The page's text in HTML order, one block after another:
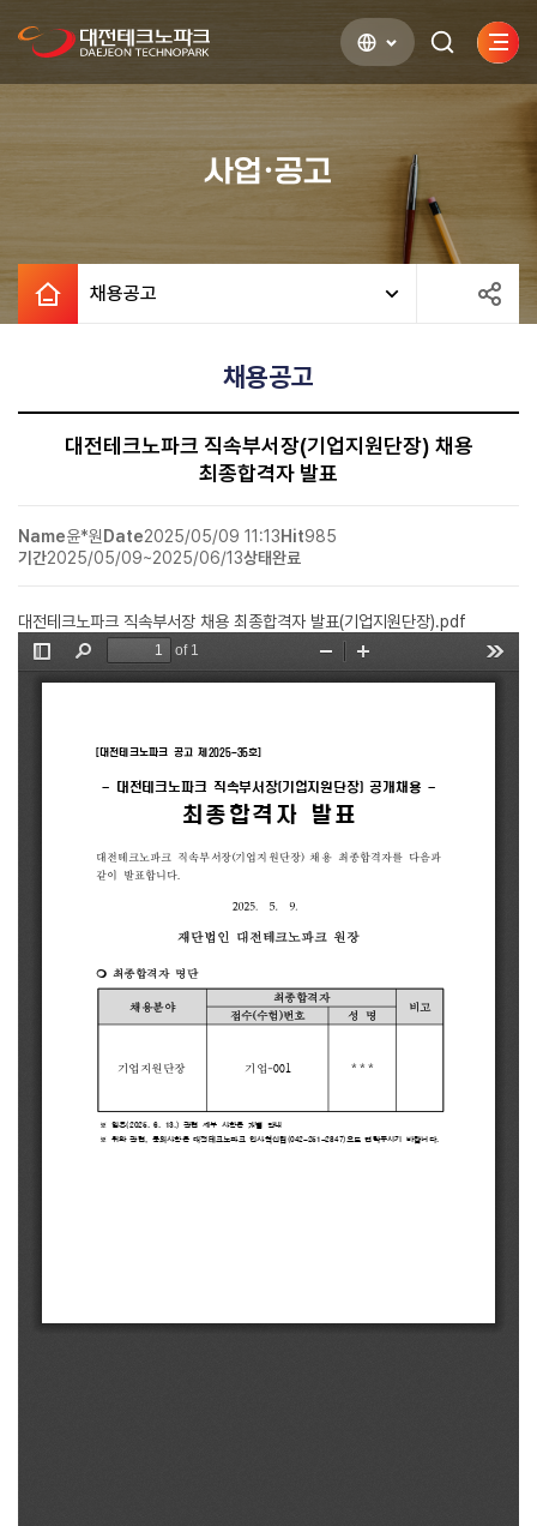
검색하기사이
열기
사업·공고
채용공고
채용공고
대전테크노파크 직속부서장(기업지원단장) 채용
최종합격자 발표
Name윤*원 Date2025/05/09 11:13Hit985
기간2025/05/09~2025/06/13상태완료
대전테크노파크 직속부서장 채용 최종합격자 발표(기업지원단장).pdf